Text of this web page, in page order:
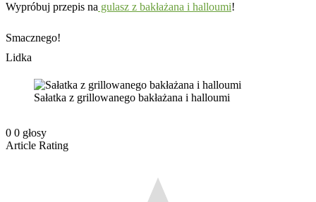
Wypróbuj przepis na gulasz z bakłażana i halloumi!
Smacznego!
Lidka
Sałatka z grillowanego bakłażana i halloumi
0 0 głosy
Article Rating